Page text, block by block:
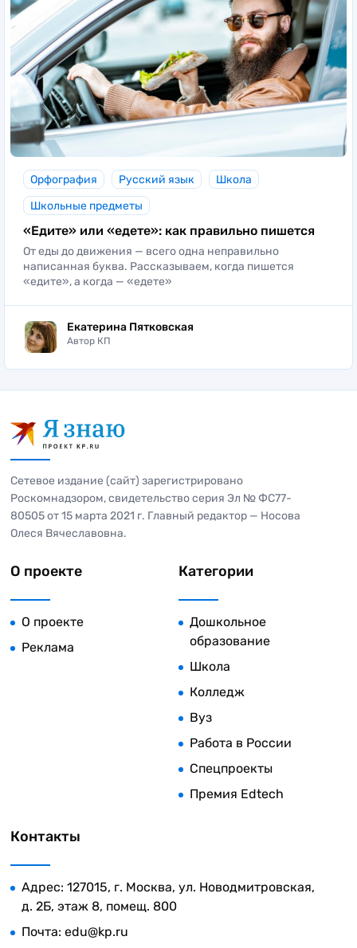
Орфография Русский язык
Школа
Школьные предметы
«Едите» или «едете»: как правильно пишется
От еды до движения — всего одна неправильно
написанная буква. Рассказываем, когда пишется
«едите», а когда — «едете»
Екатерина Пятковская
Автор КП
Сетевое издание (сайт) зарегистрировано
Роскомнадзором, свидетельство серия Эл № ФС77-
80505 от 15 марта 2021 г. Главный редактор — Носова
Олеся Вячеславовна.
О проекте
О проекте
Реклама
Категории
Дошкольное
образование
Школа
Колледж
Вуз
Работа в России
Спецпроекты
Премия Edtech
Контакты
Адрес: 127015, г. Москва, ул. Новодмитровская,
д. 2Б, этаж 8, помещ. 800
Почта: edu@kp.ru